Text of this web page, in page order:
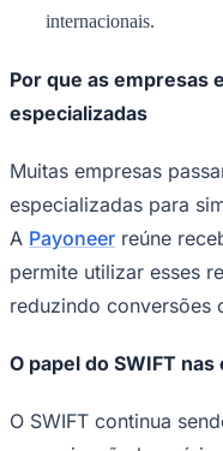
internacionais.
Por que as empresas
especializadas
Muitas empresas
especializadas para
A Payoneer reúne
permite utilizar esses
reduzindo conversões
O papel do SWIFT
O SWIFT continua